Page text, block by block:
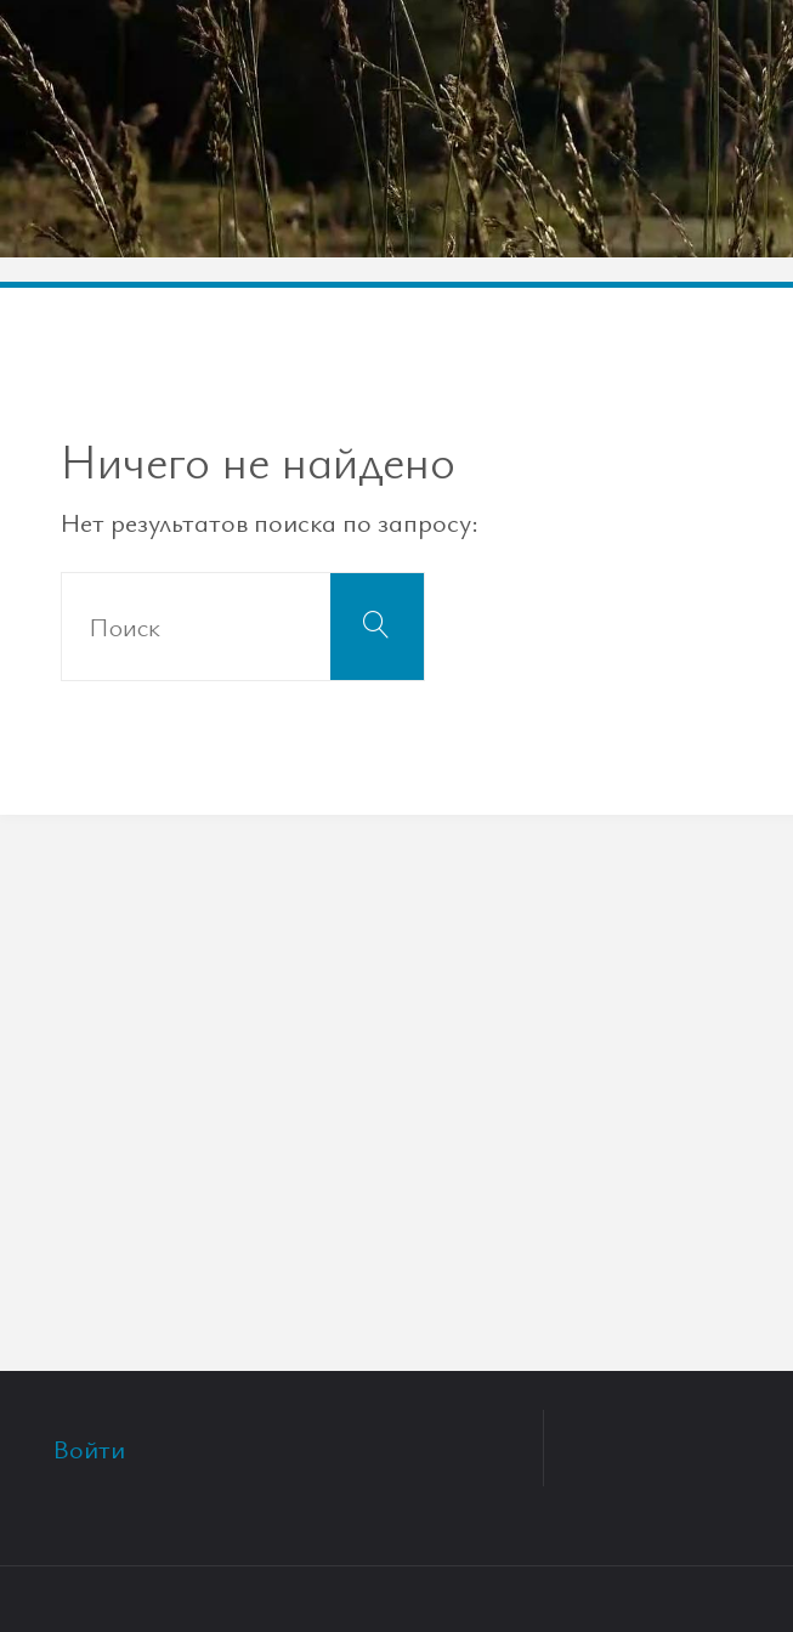
Ничего не найдено
Нет результатов поиска по запросу:
Поиск
Войти